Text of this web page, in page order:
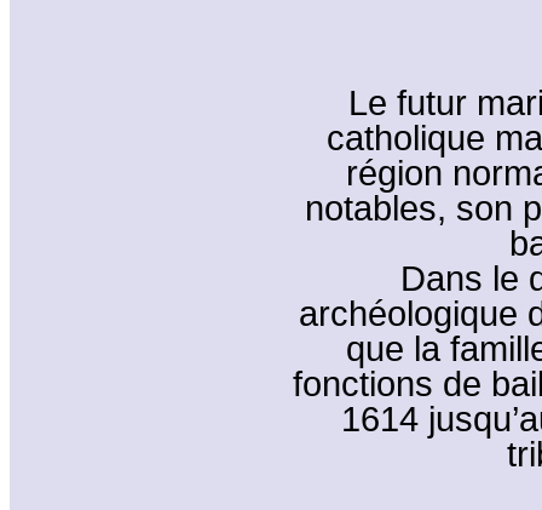
Le futur
catholique
région
notables, son
Dans le
archéologique
que la
fonctions de
1614